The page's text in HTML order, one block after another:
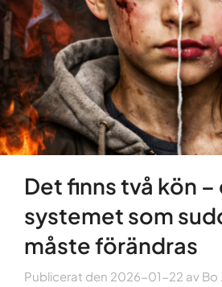
Det finns två kön –
systemet som
måste förändras
Publicerat den 2026-01-22 av Bo